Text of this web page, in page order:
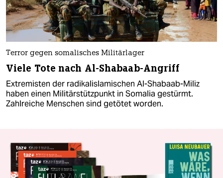
Terror gegen somalisches Militärlager
Viele Tote nach Al-Shabaab-Angriff
Extremisten der radikalislamischen Al-Shabaab-Miliz
haben einen Militärstützpunkt in Somalia gestürmt.
Zahlreiche Menschen sind getötet worden.